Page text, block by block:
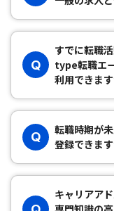
Q
すでに転職
type転職エ
利用できま
Q
転職時期が
登録できま
キャリアア